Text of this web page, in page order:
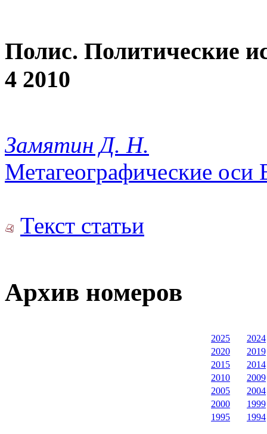
Полис. Политические
4 2010
Замятин Д. Н.
Метагеографические оси
Текст статьи
Архив номеров
2025
2024
2020
2019
2015
2014
2010
2009
2005
2004
2000
1999
1995
1994